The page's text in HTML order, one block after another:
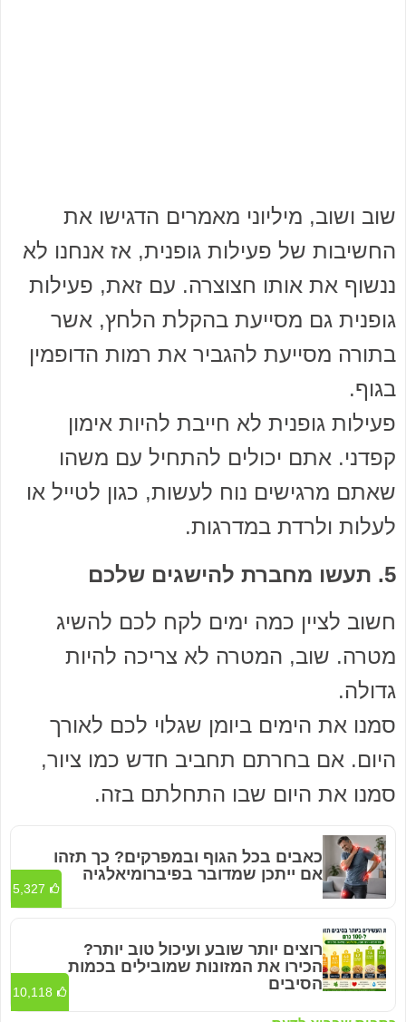
שוב ושוב, מיליוני מאמרים הדגישו את
החשיבות של פעילות גופנית, אז אנחנו לא
ננשוף את אותו חצוצרה. עם זאת, פעילות
גופנית גם מסייעת בהקלת הלחץ, אשר
בתורה מסייעת להגביר את רמות הדופמין
בגוף.
פעילות גופנית לא חייבת להיות אימון
קפדני. אתם יכולים להתחיל עם משהו
שאתם מרגישים נוח לעשות, כגון לטייל או
לעלות ולרדת במדרגות.
5. תעשו מחברת להישגים שלכם
חשוב לציין כמה ימים לקח לכם להשיג
מטרה. שוב, המטרה לא צריכה להיות
גדולה.
סמנו את הימים ביומן שגלוי לכם לאורך
היום. אם בחרתם תחביב חדש כמו ציור,
סמנו את היום שבו התחלתם בזה.
כאבים בכל הגוף ובמפרקים? כך תזהו
אם ייתכן שמדובר בפיברומיאלגיה
5,327
רוצים יותר שובע ועיכול טוב יותר?
הכירו את המזונות שמובילים בכמות
הסיבים
10,118